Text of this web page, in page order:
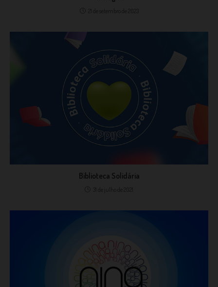
21 de setembro de 2023
Biblioteca Solidária
31 de julho de 2021